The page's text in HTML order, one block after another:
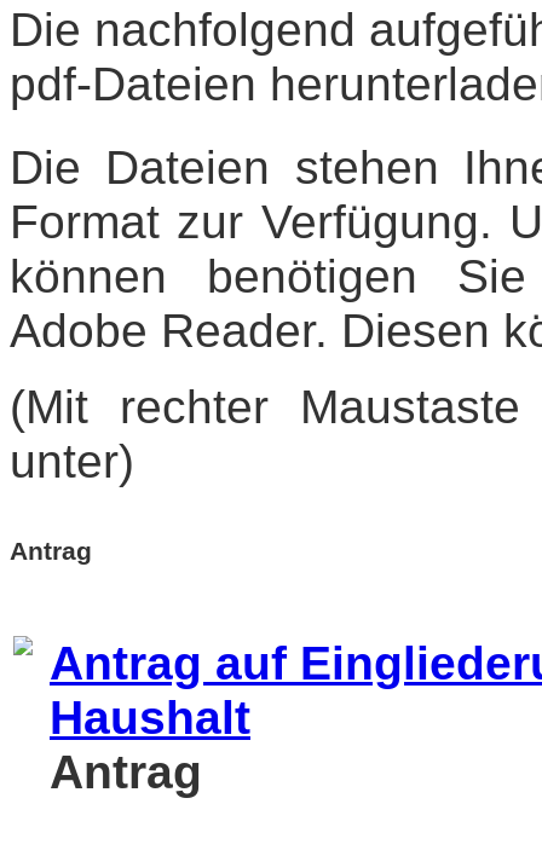
Die nachfolgend
pdf-Dateien
Die Dateien stehen
Format zur Verfügung.
können benötigen
Adobe Reader. Diesen
(Mit rechter
unter)
Antrag
Antrag auf
Haushalt
Antrag